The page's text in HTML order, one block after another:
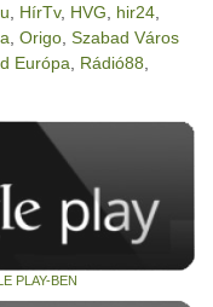
HírTv, HVG hir24
Origo Szabad Város
Európa Rádió88
PLAY-BEN